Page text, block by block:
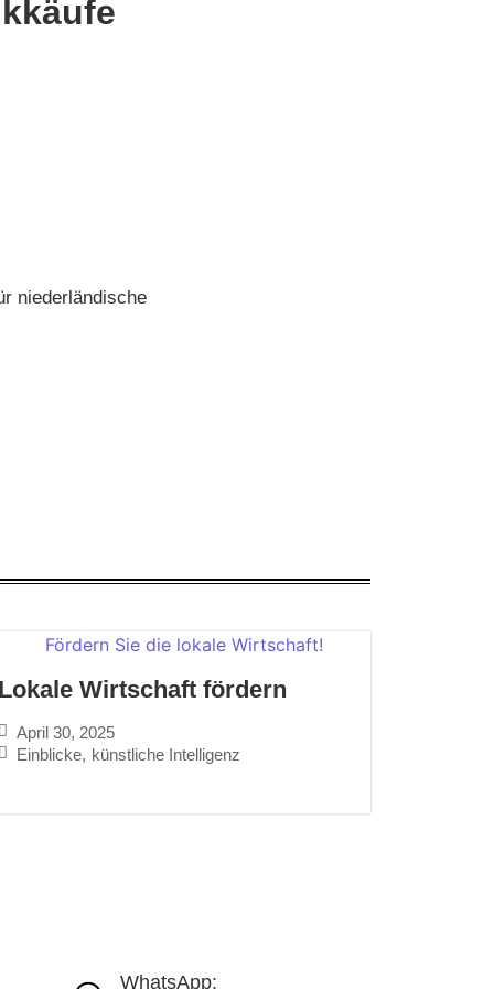
niederländische
Wirtschaft fördern
April 30, 2025
Einblicke, künstliche Intelligenz
WhatsApp: